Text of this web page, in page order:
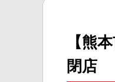
【熊
閉店